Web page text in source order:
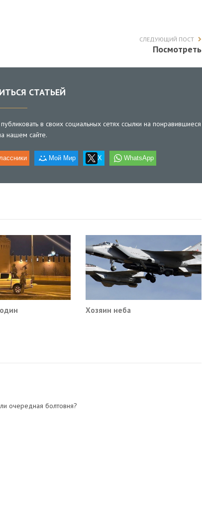
СЛЕДУЮЩИЙ ПОСТ
Посмотреть
СТАТЬЕЙ
в своих социальных сетях ссылки на понравившиеся
нашем сайте.
Мой Мир X WhatsApp
Хозяин неба
очередная болтовня?